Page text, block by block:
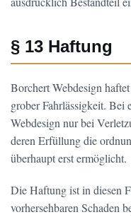
§ 13 Haftung
Borchert Webdesign
grober Fahrlässigkeit. Bei
Webdesign nur bei
deren Erfüllung die
überhaupt erst ermöglicht.
Die Haftung ist in diesen
vorhersehbaren Schaden